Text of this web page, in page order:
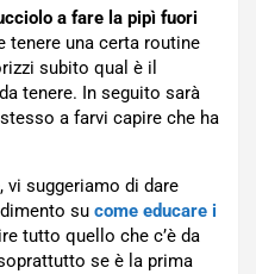
a fare la pipì fuori
tenere una certa routine
subito qual è il
tenere. In seguito sarà
a farvi capire che ha
vi suggeriamo di dare
su come educare i
tutto quello che c’è da
se è la prima